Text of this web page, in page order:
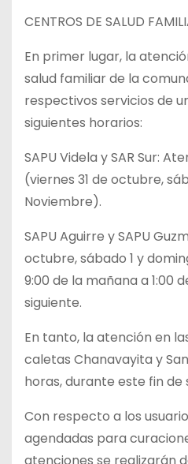
CENTROS DE SALUD
En primer lugar, la
salud familiar de la
respectivos servicios de
siguientes horarios:
SAPU Videla y SAR Sur:
(viernes 31 de octubre,
Noviembre).
SAPU Aguirre y SAPU
octubre, sábado 1 y
9:00 de la mañana a 1:00
siguiente.
En tanto, la atención en
caletas Chanavayita y
horas, durante este fin de
Con respecto a los
agendadas para
atenciones se realizarán